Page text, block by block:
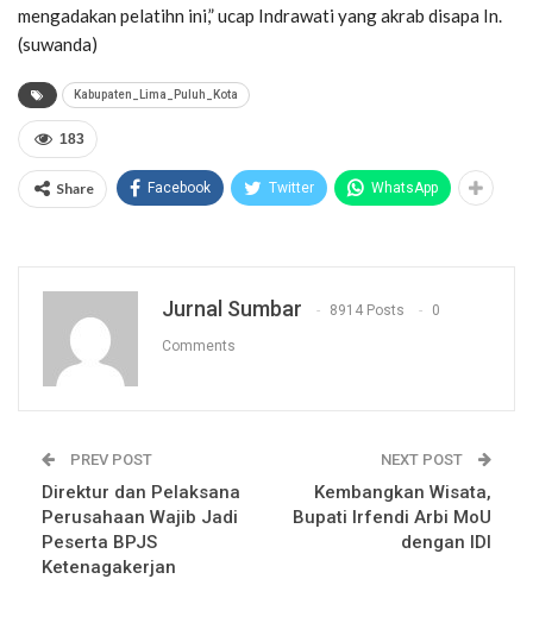
mengadakan pelatihn ini,” ucap Indrawati yang akrab disapa In.
(suwanda)
Kabupaten_Lima_Puluh_Kota
183
Share Facebook Twitter WhatsApp
Jurnal Sumbar 8914 Posts 0
Comments
PREV POST
Direktur dan Pelaksana
Perusahaan Wajib Jadi
Peserta BPJS
Ketenagakerjan
NEXT POST
Kembangkan Wisata,
Bupati Irfendi Arbi MoU
dengan IDI